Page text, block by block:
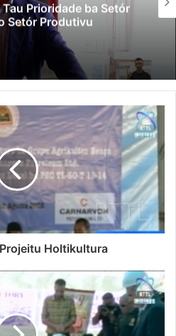
Prioridade ba Setór
Setór Produtivu
Holtikultura